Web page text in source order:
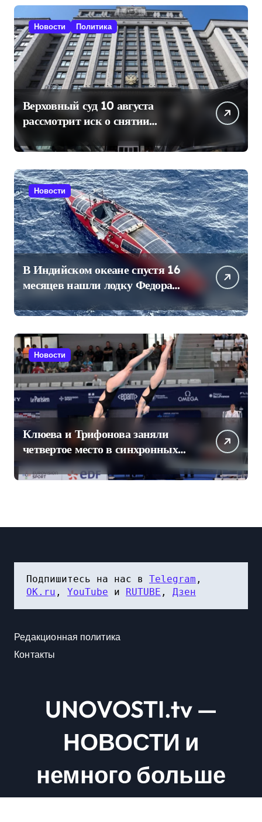
Новости Политика
Верховный суд 10 августа
рассмотрит иск о снятии
«Яблока» с выборов в Госдуму
Новости
В Индийском океане спустя 16
месяцев нашли лодку Федора
Конюхова
Новости
Клюева и Трифонова заняли
четвертое место в синхронных
прыжках в воду на чемпионате
Европы
Подпишитесь на нас в Telegram
OK.ru , YouTube и RUTUBE , Дзен
Редакционная политика
Контакты
UNOVOSTI.tv —
НОВОСТИ и
немного больше